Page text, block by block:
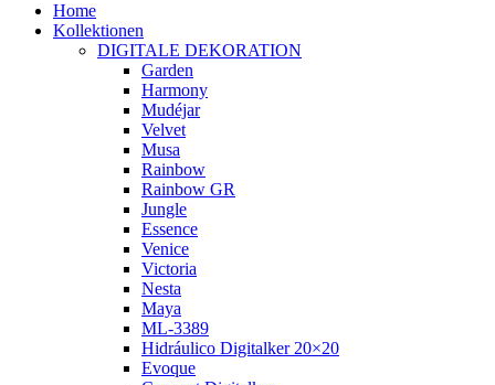
Home
Kollektionen
DIGITALE DEKORATION
Garden
Harmony
Mudéjar
Velvet
Musa
Rainbow
Rainbow GR
Jungle
Essence
Venice
Victoria
Nesta
Maya
ML-3389
Hidráulico Digitalker 20×20
Evoque